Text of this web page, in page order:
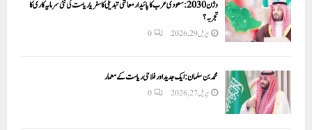
وژن 2030:سعودی عرب کا پائیدار معاشی تبدیلی کا سفر یا ریاست کی نئی سرمایہ کاری کا
تجربہ؟
اپریل 29, 2026 0
محمد بن سلمان: ایک جدید اور فلاحی ریاست کے معمار
اپریل 27, 2026 0